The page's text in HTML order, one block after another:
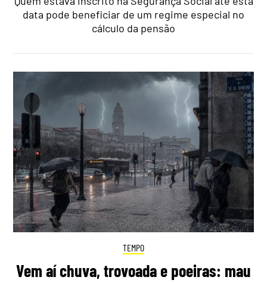
data pode beneficiar de um regime especial no
cálculo da pensão
TEMPO
Vem aí chuva, trovoada e poeiras: mau